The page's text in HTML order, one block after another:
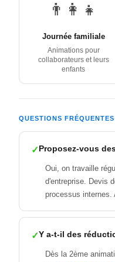
👨‍👩‍👧
Journée familiale
Animations pour
collaborateurs et leurs
enfants
QUESTIONS FRÉQUENTES
Proposez-vous
Oui, on travaille
d'entreprise. Devis
processus
Y a-t-il des
Dès la 2ème